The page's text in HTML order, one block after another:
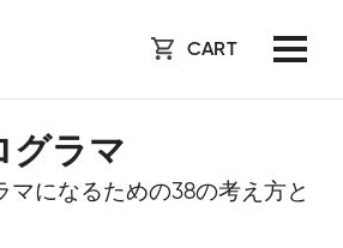
CART
グラマ
になるための38の考え方と